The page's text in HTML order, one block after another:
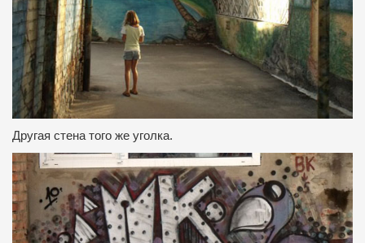
Другая стена того же уголка.